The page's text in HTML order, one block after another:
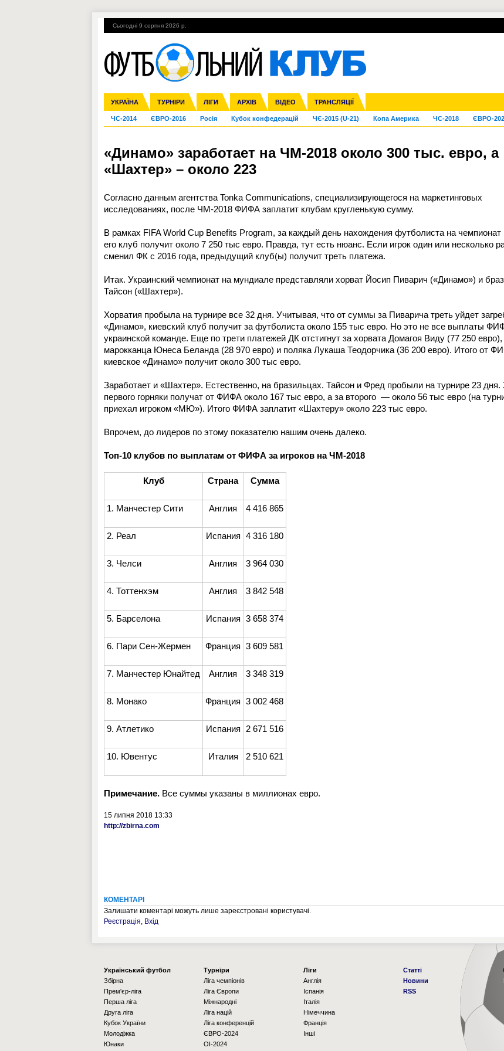
Сьогодні 9 серпня 2026 р.
УКРАЇНА ТУРНІРИ ЛІГИ АРХІВ ВІДЕО ТРАНСЛЯЦІЇ
Збірна Прем'єр-ліга Перша ліга Друга ліга Кубок України Молодіжка
Ліга чемпіонів Ліга Європи Міжнародні Ліга націй Ліга конференцій
Англія Іспанія Італія Німеччина Франція Інші
ЧС-2014 ЄВРО-2016 Росія Кубок конфедерацій ЧЄ-2015 (U-21) Копа Америка ЧС-2018 ЄВРО-
Гарячі теми УПЛ, 2-й тур ВІЙНА УПЛ-ПЕРЕХОДИ
«Динамо» заработает на ЧМ-2018 около 300 тыс. евро, а
«Шахтер» – около 223
Согласно данным агентства Tonka Communications, специализирующегося на маркетинговых
исследованиях, после ЧМ-2018 ФИФА заплатит клубам кругленькую сумму.
В рамках FIFA World Cup Benefits Program, за каждый день нахождения футболиста на чемпионат
его клуб получит около 7 250 тыс евро. Правда, тут есть нюанс. Если игрок один или несколько
сменил ФК с 2016 года, предыдущий клуб(ы) получит треть платежа.
Итак. Украинский чемпионат на мундиале представляли хорват Йосип Пиварич («Динамо») и
Тайсон («Шахтер»).
Хорватия пробыла на турнире все 32 дня. Учитывая, что от суммы за Пиварича треть уйдет
«Динамо», киевский клуб получит за футболиста около 155 тыс евро. Но это не все выплаты
украинской команде. Еще по трети платежей ДК отстигнут за хорвата Домагоя Виду (77 250 евро),
марокканца Юнеса Беланда (28 970 евро) и поляка Лукаша Теодорчика (36 200 евро). Итого от
киевское «Динамо» получит около 300 тыс евро.
Заработает и «Шахтер». Естественно, на бразильцах. Тайсон и Фред пробыли на турнире 23 дня.
первого горняки получат от ФИФА около 167 тыс евро, а за второго — около 56 тыс евро (на
приехал игроком «МЮ»). Итого ФИФА заплатит «Шахтеру» около 223 тыс евро.
Впрочем, до лидеров по этому показателю нашим очень далеко.
Топ-10 клубов по выплатам от ФИФА за игроков на ЧМ-2018
Клуб Страна Сумма
1. Манчестер Сити Англия 4 416 865
2. Реал Испания 4 316 180
3. Челси Англия 3 964 030
4. Тоттенхэм Англия 3 842 548
5. Барселона Испания 3 658 374
6. Пари Сен-Жермен Франция 3 609 581
7. Манчестер Юнайтед Англия 3 348 319
8. Монако Франция 3 002 468
9. Атлетико Испания 2 671 516
10. Ювентус Италия 2 510 621
Примечание. Все суммы указаны в миллионах евро.
15 липня 2018 13:33
http://zbirna.com
КОМЕНТАРІ
Залишати коментарі можуть лише зареєстровані користувачі.
Реєстрація, Вхід
Українcький футбол
Збірна
Прем'єр-ліга
Перша ліга
Друга ліга
Кубок України
Молодіжка
Юнаки
Турніри
Ліга чемпіонів
Ліга Європи
Міжнародні
Ліга націй
Ліга конференцій
ЄВРО-2024
OI-2024
Ліги
Англія
Іспанія
Італія
Німеччина
Франція
Інші
Статті
Новини
RSS